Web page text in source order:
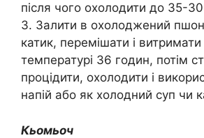
після чого охолодити до 35-
3. Залити в охолоджений
катик, перемішати і витримати
температурі 36 годин, потім
процідити, охолодити і
напій або як холодний суп чи
Кьомьоч